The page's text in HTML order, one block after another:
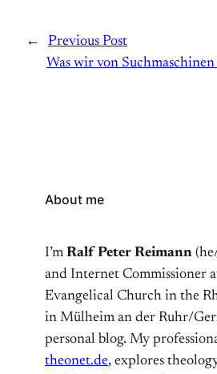
←
Previous Post
Was wir von
About me
I’m Ralf Peter Reimann
and Internet Commissioner
Evangelical Church in the
in Mülheim an der Ruhr/
personal blog. My
theonet.de, explores